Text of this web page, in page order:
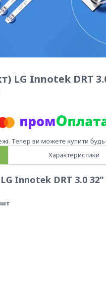
LG Innotek DRT
Тепер ви можете купити
Характеристики
Innotek DRT 3.0